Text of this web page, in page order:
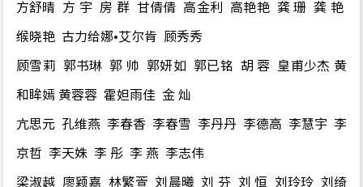
方舒晴 方 宇 房 群 甘倩倩 高金利 高艳艳 龚 珊 龚 艳
缑晓艳 古力给娜•艾尔肯 顾秀秀
顾雪莉 郭书琳 郭 帅 郭妍如 郭已铭 胡 蓉 皇甫少杰 黄
和眸嫣 黄蓉蓉 霍妲雨佳 金 灿
亢思元 孔维燕 李春香 李春雪 李丹丹 李德高 李慧宇 李
京哲 李天姝 李 彤 李 燕 李志伟
梁淑越 廖颖嘉 林繁萱 刘晨曦 刘 芬 刘 恒 刘玲玲 刘绮